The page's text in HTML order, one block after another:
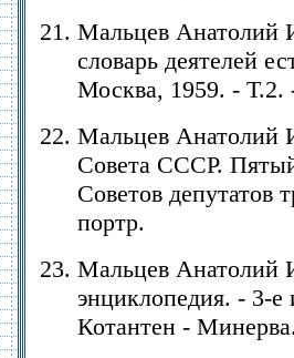
Мальцев Анатолий
словарь деятелей
Москва, 1959. - Т.2.
Мальцев Анатолий
Совета СССР.
Советов
портр.
Мальцев Анатолий
энциклопедия. - 3-
Котантен -